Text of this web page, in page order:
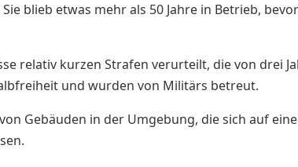
blieb etwas mehr als 50 Jahre in Betrieb,
relativ kurzen Strafen verurteilt, die von drei
und wurden von Militärs betreut.
Gebäuden in der Umgebung, die sich auf